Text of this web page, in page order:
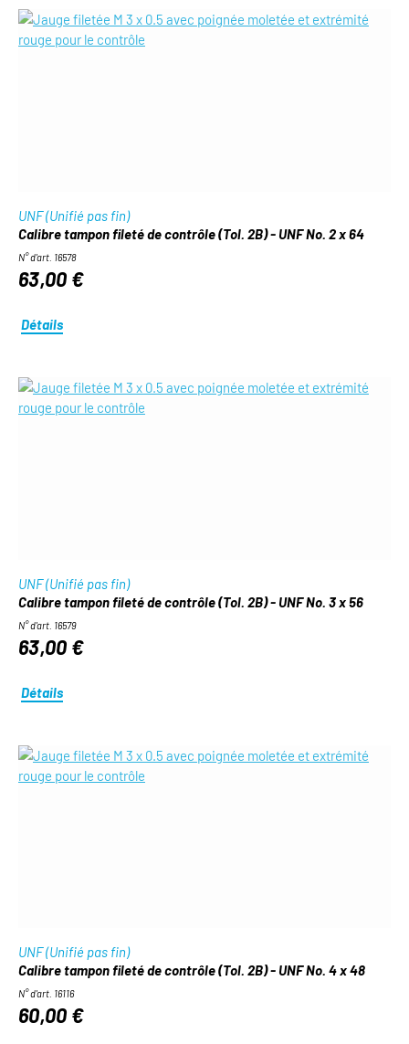
UNF (Unifié pas fin)
Calibre tampon fileté de contrôle (Tol. 2B) - UNF No. 2 x 64
N° d'art. 16578
63,00 €
Détails
UNF (Unifié pas fin)
Calibre tampon fileté de contrôle (Tol. 2B) - UNF No. 3 x 56
N° d'art. 16579
63,00 €
Détails
UNF (Unifié pas fin)
Calibre tampon fileté de contrôle (Tol. 2B) - UNF No. 4 x 48
N° d'art. 16116
60,00 €